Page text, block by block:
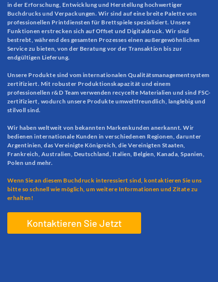
in der Erforschung, Entwicklung und Herstellung hochwertiger
Buchdrucks und Verpackungen. Wir sind auf eine breite Palette von
professionellen Printdiensten für Brettspiele spezialisiert. Unsere
Funktionen erstrecken sich auf Offset und Digitaldruck. Wir sind
bestrebt, während des gesamten Prozesses einen außergewöhnlichen
Service zu bieten, von der Beratung vor der Transaktion bis zur
endgültigen Lieferung.
Unsere Produkte sind vom internationalen Qualitätsmanagementsystem
zertifiziert. Mit robuster Produktionskapazität und einem
professionellen r&D Team verwenden recycelte Materialien und sind FSC-
zertifiziert, wodurch unsere Produkte umweltfreundlich, langlebig und
stilvoll sind.
Wir haben weltweit von bekannten Markenkunden anerkannt. Wir
bedienen internationale Kunden in verschiedenen Regionen, darunter
Argentinien, das Vereinigte Königreich, die Vereinigten Staaten,
Frankreich, Australien, Deutschland, Italien, Belgien, Kanada, Spanien,
Polen und mehr.
Wenn Sie an diesem Buchdruck interessiert sind, kontaktieren Sie uns
bitte so schnell wie möglich, um weitere Informationen und Zitate zu
erhalten!
Kontaktieren Sie Jetzt